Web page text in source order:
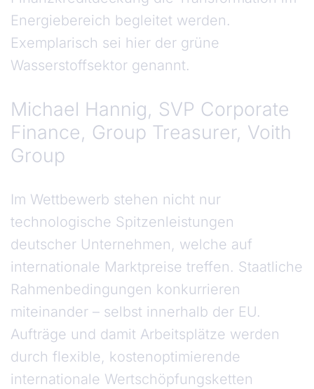
Energiebereich begleitet werden.
Exemplarisch sei hier der grüne
Wasserstoffsektor genannt.
Michael Hannig, SVP Corporate
Finance, Group Treasurer, Voith
Group
Im Wettbewerb stehen nicht nur
technologische Spitzenleistungen
deutscher Unternehmen, welche auf
internationale Marktpreise treffen. Staatliche
Rahmenbedingungen konkurrieren
miteinander – selbst innerhalb der EU.
Aufträge und damit Arbeitsplätze werden
durch flexible, kostenoptimierende
internationale Wertschöpfungsketten